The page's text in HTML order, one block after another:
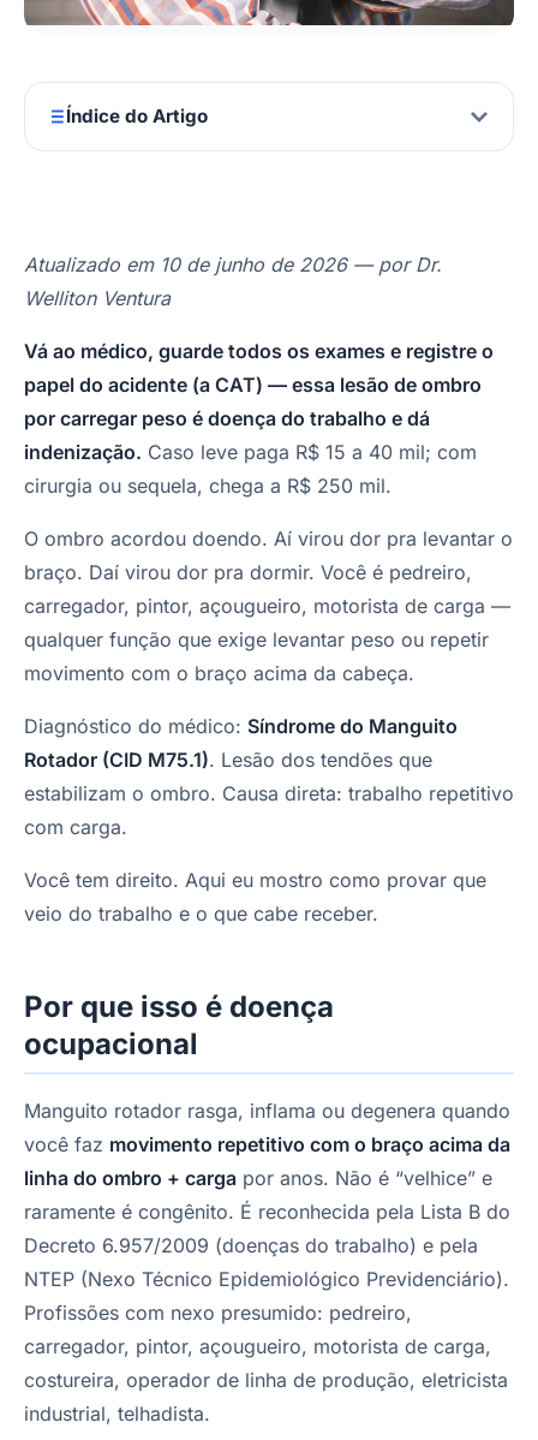
Índice do Artigo
Atualizado em 10 de junho de 2026 — por Dr.
Welliton Ventura
Vá ao médico, guarde todos os exames e registre o
papel do acidente (a CAT) — essa lesão de ombro
por carregar peso é doença do trabalho e dá
indenização. Caso leve paga R$ 15 a 40 mil; com
cirurgia ou sequela, chega a R$ 250 mil.
O ombro acordou doendo. Aí virou dor pra levantar o
braço. Daí virou dor pra dormir. Você é pedreiro,
carregador, pintor, açougueiro, motorista de carga —
qualquer função que exige levantar peso ou repetir
movimento com o braço acima da cabeça.
Diagnóstico do médico: Síndrome do Manguito
Rotador (CID M75.1). Lesão dos tendões que
estabilizam o ombro. Causa direta: trabalho repetitivo
com carga.
Você tem direito. Aqui eu mostro como provar que
veio do trabalho e o que cabe receber.
Por que isso é doença
ocupacional
Manguito rotador rasga, inflama ou degenera quando
você faz movimento repetitivo com o braço acima da
linha do ombro + carga por anos. Não é “velhice” e
raramente é congênito. É reconhecida pela Lista B do
Decreto 6.957/2009 (doenças do trabalho) e pela
NTEP (Nexo Técnico Epidemiológico Previdenciário).
Profissões com nexo presumido: pedreiro,
carregador, pintor, açougueiro, motorista de carga,
costureira, operador de linha de produção, eletricista
industrial, telhadista.